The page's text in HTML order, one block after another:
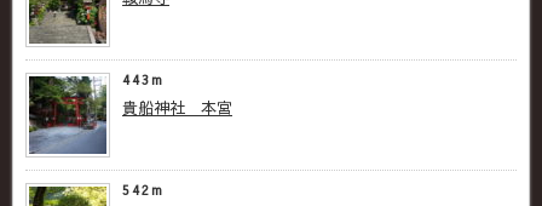
443m
貴船神社 本宮
542m